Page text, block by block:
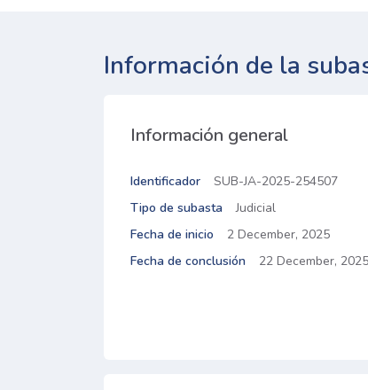
Información de la
Información general
Identificador
SUB-JA-2025-254507
Tipo de subasta
Judicial
Fecha de inicio
2 December, 2025
Fecha de conclusión
22 December, 2025